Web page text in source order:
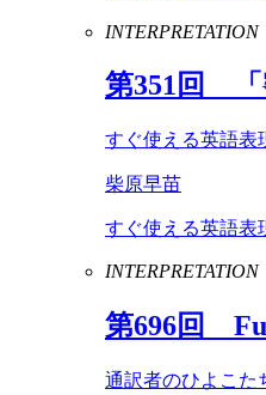
INTERPRETATION
第351回 「
すぐ使える英語表
柴原早苗
すぐ使える英語表
INTERPRETATION
第696回
通訳者のひよこた